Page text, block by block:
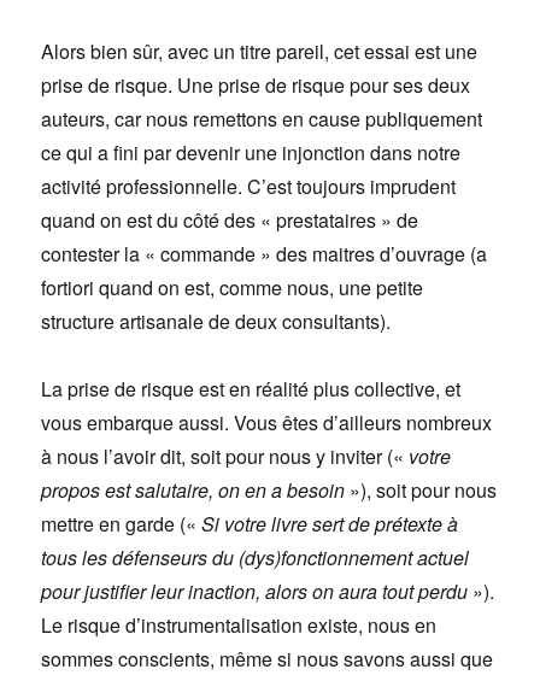
Alors bien sûr, avec un titre pareil, cet essai est une
prise de risque. Une prise de risque pour ses deux
auteurs, car nous remettons en cause publiquement
ce qui a fini par devenir une injonction dans notre
activité professionnelle. C’est toujours imprudent
quand on est du côté des « prestataires » de
contester la « commande » des maitres d’ouvrage (a
fortiori quand on est, comme nous, une petite
structure artisanale de deux consultants).
La prise de risque est en réalité plus collective, et
vous embarque aussi. Vous êtes d’ailleurs nombreux
à nous l’avoir dit, soit pour nous y inviter (« votre
propos est salutaire, on en a besoin »), soit pour nous
mettre en garde («Si votre livre sert de prétexte à
tous les défenseurs du (dys)fonctionnement actuel
pour justifier leur inaction, alors on aura tout perdu »).
Le risque d’instrumentalisation existe, nous en
sommes conscients, même si nous savons aussi que